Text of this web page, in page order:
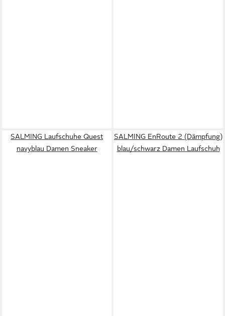
SALMING Laufschuhe Quest
navyblau Damen Sneaker
SALMING EnRoute 2 (Dämpfung)
blau/schwarz Damen Laufschuh